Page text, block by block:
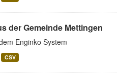
der Gemeinde Mettingen
Enginko System
CSV